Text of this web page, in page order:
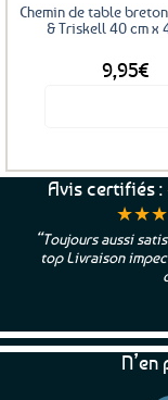
Chemin de table
& Triskell 40 cm x
9,95€
Avis certifiés :
“Toujours aussi
top Livraison